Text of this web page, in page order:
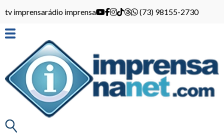
tv imprensarádio imprensa (73) 98155-2730